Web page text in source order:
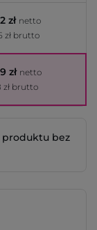
zł netto
zł brutto
zł netto
zł brutto
produktu bez